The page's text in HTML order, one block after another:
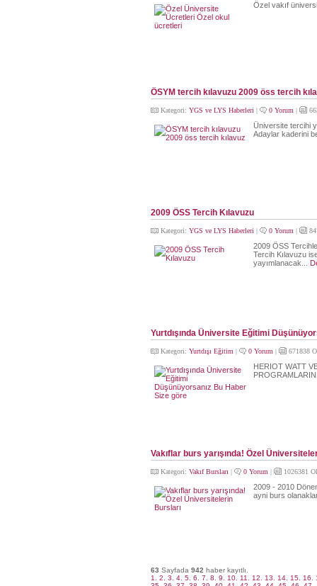
Özel vakıf
ÖSYM tercih kılavuzu 2009 öss tercih
Kategori: YGS ve LYS Haberleri | 0 Yorum |
Üniversite tercihi
Adaylar kaderini
2009 ÖSS Tercih Kılavuzu
Kategori: YGS ve LYS Haberleri | 0 Yorum |
2009 ÖSS
Tercih Kılavuzu
yayımlanacak...
Yurtdışında Üniversite Eğitimi
Kategori: Yurtdışı Eğitim | 0 Yorum | 671838
HERIOT WATT
Vakıflar burs yarışında! Özel
Kategori: Vakıf Bursları | 0 Yorum | 1026381
2009 - 2010
ayni burs
63 Sayfada 942 haber kayıtlı.
1.
2. 3. 4. 5. 6. 7. 8. 9. 10. 11. 12. 13. 14. 15. 16.